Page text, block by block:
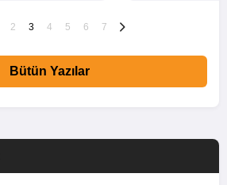
2 3 4 5 6 7
Bütün Yazılar